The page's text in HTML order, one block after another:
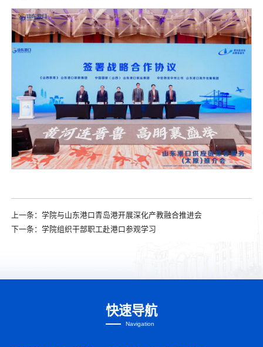
上一条： 学院与山东港口青岛港开展深化产教融合推进会
下一条： 学院组织干部职工赴港口参观学习
快速导航
Navigation